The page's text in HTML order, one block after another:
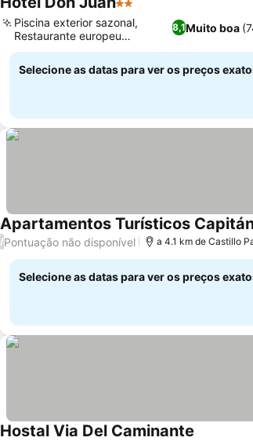
2 Estrelas
8,1Muito boa
Piscina exterior sazonal,
Restaurante europeu
tradicional
Selecione as datas para ver os preços
Apartamentos Turísticos
/Pontuação não disponível a 4.1 km de Castillo
Selecione as datas para ver os preços
Hostal Via Del Caminante